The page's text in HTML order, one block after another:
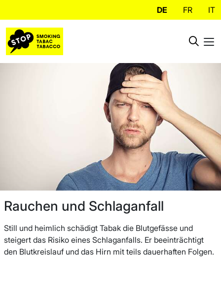
DE FR IT
Rauchen und Schlaganfall
Still und heimlich schädigt Tabak die Blutgefässe und
steigert das Risiko eines Schlaganfalls. Er beeinträchtigt
den Blutkreislauf und das Hirn mit teils dauerhaften Folgen.